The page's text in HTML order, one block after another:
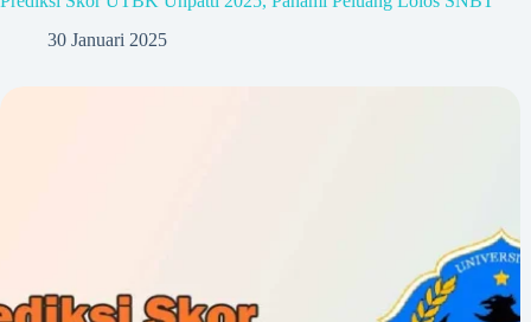
30 Januari 2025